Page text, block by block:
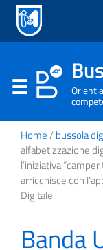
Home/bussola
alfabetizzazione
l’iniziativa
arricchisce con
Digitale
Banda